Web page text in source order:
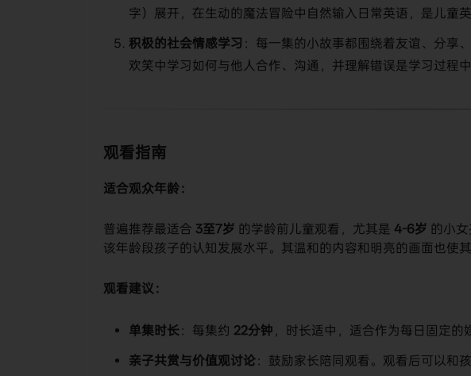
字）展开，在生动的魔法冒险中自然输入日常英语，是儿童英
积极的社会情感学习 ：每一集的小故事都围绕着友谊、分享
欢笑中学习如何与他人合作、沟通，并理解错误是学习过程中
观看指南
适合观众年龄：
普遍推荐最适合 3至7岁 ​ 的学龄前儿童观看，尤其是 4-6岁
的小
该年龄段孩子的认知发展水平。其温和的内容和明亮的画面也使
观看建议：
单集时长：每集约 22分钟 ，时长适中，适合作为每日固定的
亲子共赏与价值观讨论：鼓励家长陪同观看。观看后可以和